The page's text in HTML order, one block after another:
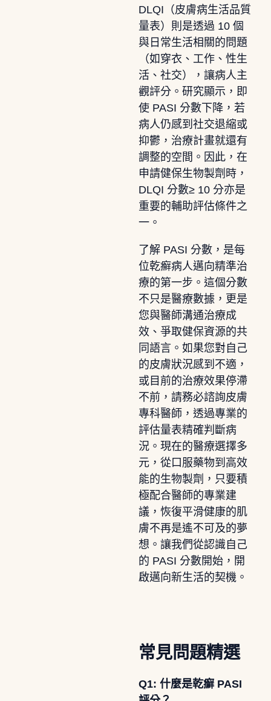
DLQI（皮膚病生活品質
量表）則是透過 10 個
與日常生活相關的問題
（如穿衣、工作、性生
活、社交），讓病人主
觀評分。研究顯示，即
使 PASI 分數下降，若
病人仍感到社交退縮或
抑鬱，治療計畫就還有
調整的空間。因此，在
申請健保生物製劑時，
DLQI 分數≥ 10 分亦是
重要的輔助評估條件之
一。
了解 PASI 分數，是每
位乾癬病人邁向精準治
療的第一步。這個分數
不只是醫療數據，更是
您與醫師溝通治療成
效、爭取健保資源的共
同語言。如果您對自己
的皮膚狀況感到不適，
或目前的治療效果停滯
不前，請務必諮詢皮膚
專科醫師，透過專業的
評估量表精確判斷病
況。現在的醫療選擇多
元，從口服藥物到高效
能的生物製劑，只要積
極配合醫師的專業建
議，恢復平滑健康的肌
膚不再是遙不可及的夢
想。讓我們從認識自己
的 PASI 分數開始，開
啟邁向新生活的契機。
常見問題精選
Q1: 什麼是乾癬 PASI